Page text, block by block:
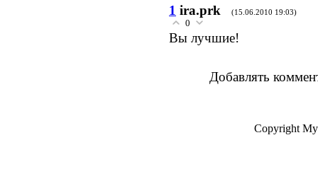
1 ira.prk (15.06.2010 19:03)
0
Вы лучшие!
Добавлять
Copyright